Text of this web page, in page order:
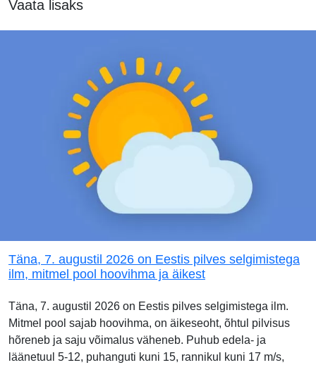
Vaata lisaks
Täna, 7. augustil 2026 on Eestis pilves selgimistega
ilm, mitmel pool hoovihma ja äikest
Täna, 7. augustil 2026 on Eestis pilves selgimistega ilm.
Mitmel pool sajab hoovihma, on äikeseoht, õhtul pilvisus
hõreneb ja saju võimalus väheneb. Puhub edela- ja
läänetuul 5-12, puhanguti kuni 15, rannikul kuni 17 m/s,